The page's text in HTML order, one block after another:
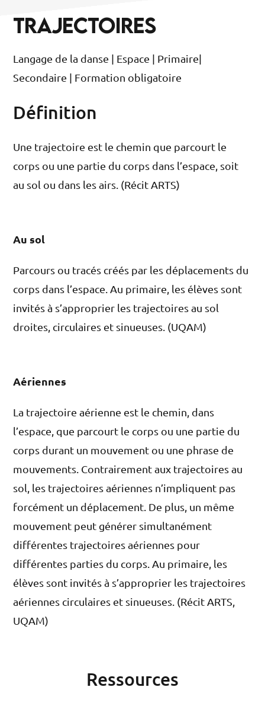
TRAJECTOIRES
Langage de la danse | Espace | Primaire|
Secondaire | Formation obligatoire
Définition
Une trajectoire est le chemin que parcourt le
corps ou une partie du corps dans l’espace, soit
au sol ou dans les airs. (Récit ARTS)
Au sol
Parcours ou tracés créés par les déplacements du
corps dans l’espace. Au primaire, les élèves sont
invités à s’approprier les trajectoires au sol
droites, circulaires et sinueuses. (UQAM)
Aériennes
La trajectoire aérienne est le chemin, dans
l’espace, que parcourt le corps ou une partie du
corps durant un mouvement ou une phrase de
mouvements. Contrairement aux trajectoires au
sol, les trajectoires aériennes n’impliquent pas
forcément un déplacement. De plus, un même
mouvement peut générer simultanément
différentes trajectoires aériennes pour
différentes parties du corps. Au primaire, les
élèves sont invités à s’approprier les trajectoires
aériennes circulaires et sinueuses. (Récit ARTS,
UQAM)
Ressources